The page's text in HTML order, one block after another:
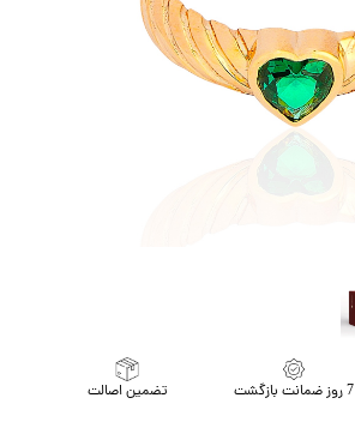
7 روز ضمانت بازگشت تضمین اصالت